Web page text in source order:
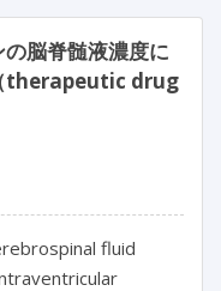
脳脊髄液濃度に
therapeutic drug
fluid